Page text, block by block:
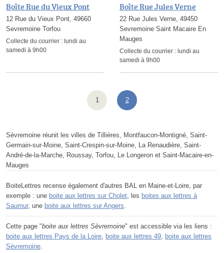
Boîte Rue du Vieux Pont
12 Rue du Vieux Pont, 49660
Sevremoine Torfou
Collecte du courrier : lundi au
samedi à 9h00
Boîte Rue Jules Verne
22 Rue Jules Verne, 49450
Sevremoine Saint Macaire En
Mauges
Collecte du courrier : lundi au
samedi à 9h00
1 2
Sèvremoine réunit les villes de Tillières, Montfaucon-Montigné, Saint-
Germain-sur-Moine, Saint-Crespin-sur-Moine, La Renaudière, Saint-
André-de-la-Marche, Roussay, Torfou, Le Longeron et Saint-Macaire-en-
Mauges
BoiteLettres recense également d'autres BAL en Maine-et-Loire, par
exemple : une boite aux lettres sur Cholet, les boites aux lettres à
Saumur, une boite aux lettres sur Angers.
Cette page "boite aux lettres Sèvremoine" est accessible via les liens :
boite aux lettres Pays de la Loire, boite aux lettres 49, boite aux lettres
Sèvremoine.